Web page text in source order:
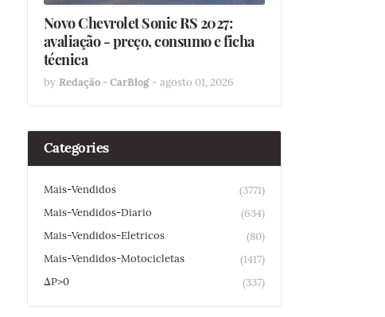
Novo Chevrolet Sonic RS 2027:
avaliação - preço, consumo e ficha
técnica
by Redação - CarBlog - agosto 01, 2026
Categories
Mais-Vendidos
(3771)
Mais-Vendidos-Diario
(634)
Mais-Vendidos-Eletricos
(80)
Mais-Vendidos-Motocicletas
(1417)
ΔP>0
(337)